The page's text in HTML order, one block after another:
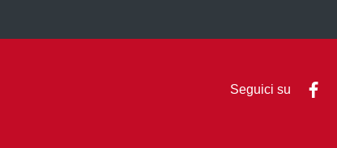
Seguici su